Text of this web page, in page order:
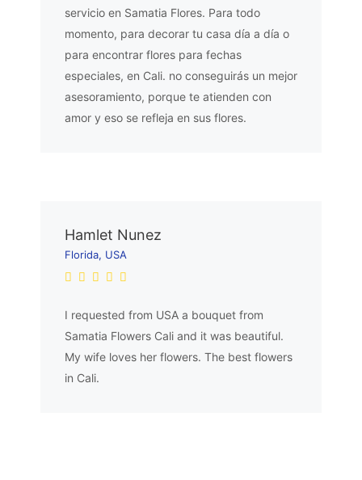
servicio en Samatia Flores. Para todo
momento, para decorar tu casa día a día o
para encontrar flores para fechas
especiales, en Cali. no conseguirás un mejor
asesoramiento, porque te atienden con
amor y eso se refleja en sus flores.
Hamlet Nunez
Florida, USA
I requested from USA a bouquet from
Samatia Flowers Cali and it was beautiful.
My wife loves her flowers. The best flowers
in Cali.